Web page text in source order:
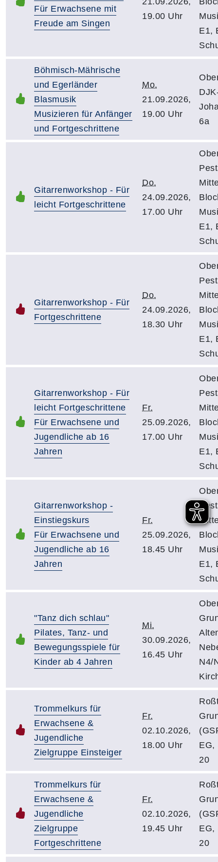
Für Erwachsene mit
Freude am Singen
19.00 Uhr
E1,
Böhmisch-Mährische
und Egerländer
Blasmusik
Musizieren für Anfänger
und Fortgeschrittene
Mo.
21.09.2026,
19.00 Uhr
6a
Gitarrenworkshop - Für
leicht Fortgeschrittene
Do.
24.09.2026,
17.00 Uhr
E1,
Gitarrenworkshop - Für
Fortgeschrittene
Do.
24.09.2026,
18.30 Uhr
E1,
Gitarrenworkshop - Für
leicht Fortgeschrittene
Für Erwachsene und
Jugendliche ab 16
Jahren
Fr.
25.09.2026,
17.00 Uhr
E1,
Gitarrenworkshop -
Einstiegskurs
Für Erwachsene und
Jugendliche ab 16
Jahren
Fr.
25.09.2026,
18.45 Uhr
E1,
"Tanz dich schlau"
Pilates, Tanz- und
Bewegungsspiele für
Kinder ab 4 Jahren
Mi.
30.09.2026,
16.45 Uhr
N4/
Trommelkurs für
Erwachsene &
Jugendliche
Zielgruppe Einsteiger
Fr.
02.10.2026,
18.00 Uhr
EG,
20
Trommelkurs für
Erwachsene &
Jugendliche
Zielgruppe
Fortgeschrittene
Fr.
02.10.2026,
19.45 Uhr
EG,
20